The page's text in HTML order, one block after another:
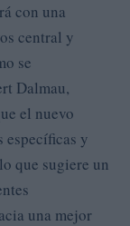
con una
central y
se
Dalmau,
el nuevo
específicas y
que sugiere un
una mejor